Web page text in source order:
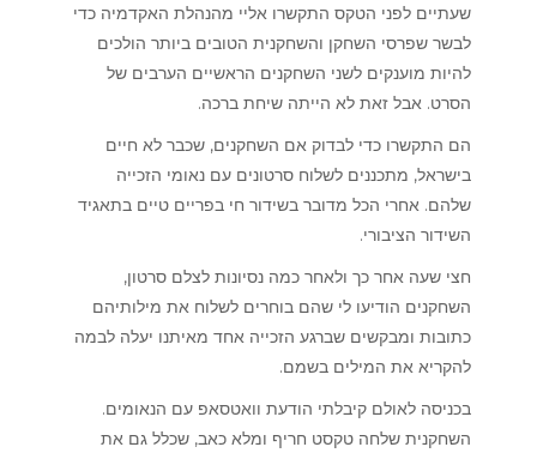
שעתיים לפני הטקס התקשרו אליי מהנהלת האקדמיה כדי
לבשר שפרסי השחקן והשחקנית הטובים ביותר הולכים
להיות מוענקים לשני השחקנים הראשיים הערבים של
הסרט. אבל זאת לא הייתה שיחת ברכה.
הם התקשרו כדי לבדוק אם השחקנים, שכבר לא חיים
בישראל, מתכננים לשלוח סרטונים עם נאומי הזכייה
שלהם. אחרי הכל מדובר בשידור חי בפריים טיים בתאגיד
השידור הציבורי.
חצי שעה אחר כך ולאחר כמה נסיונות לצלם סרטון,
השחקנים הודיעו לי שהם בוחרים לשלוח את מילותיהם
כתובות ומבקשים שברגע הזכייה אחד מאיתנו יעלה לבמה
להקריא את המילים בשמם.
בכניסה לאולם קיבלתי הודעת וואטסאפ עם הנאומים.
השחקנית שלחה טקסט חריף ומלא כאב, שכלל גם את